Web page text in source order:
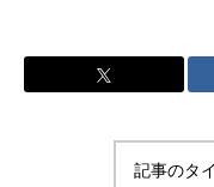
記事のタ